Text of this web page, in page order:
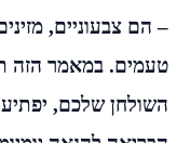
– הם צבעוניים,
השולחן שלכם,